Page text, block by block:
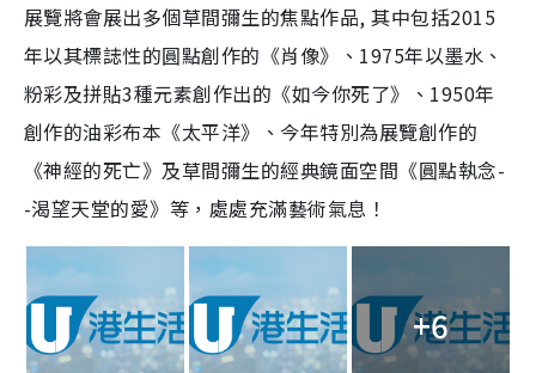
y
V
i
d
e
o
展覽將會展出多個草間彌生的焦點作品,其中包括2015
年以其標誌性的圓點創作的《肖像》、 1975年以墨水、
粉彩及拼貼3種元素創作出的《如今你死了》、1950年
創作的油彩布本《太平洋》、今年特別為展覽創作的
《神經的死亡》及草間彌生的經典鏡面空間《圓點執念-
-渴望天堂的愛》等，處處充滿藝術氣息！
+6